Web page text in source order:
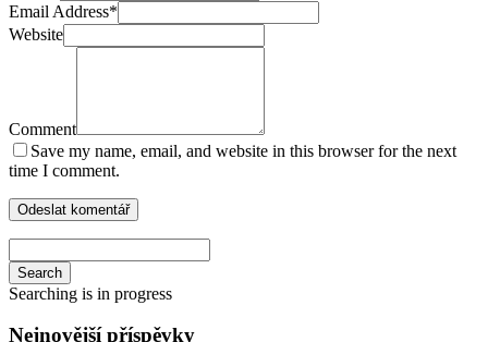
Email Address*
Website
Comment
Save my name, email, and website in this browser for the next
time I comment.
Search
Searching is in progress
Nejnovější příspěvky